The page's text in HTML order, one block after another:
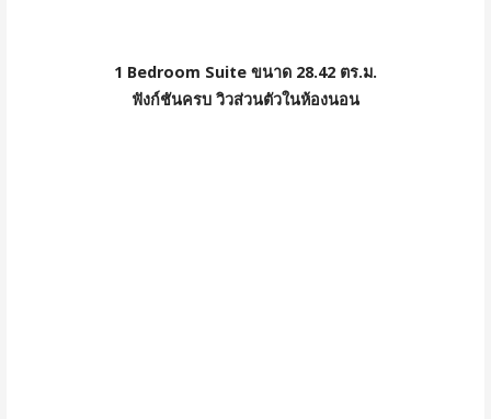
1 Bedroom Suite ขนาด 28.42 ตร.ม.
ฟังก์ชันครบ วิวส่วนตัวในห้องนอน